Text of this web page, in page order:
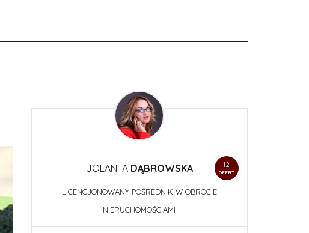
12
OFERT
JOLANTA DĄBROWSKA
LICENCJONOWANY POŚREDNIK W OBROCIE
NIERUCHOMOŚCIAMI